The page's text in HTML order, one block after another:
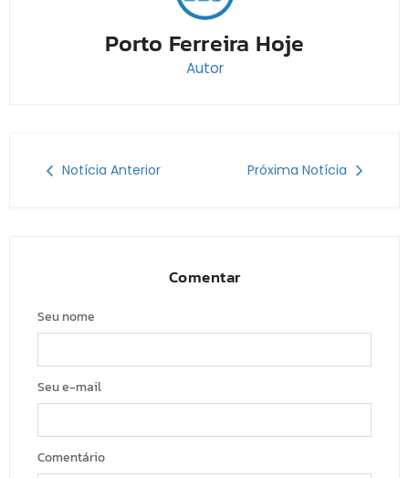
Porto Ferreira Hoje
Autor
Notícia Anterior Próxima Notícia
Comentar
Seu nome
Seu e-mail
Comentário